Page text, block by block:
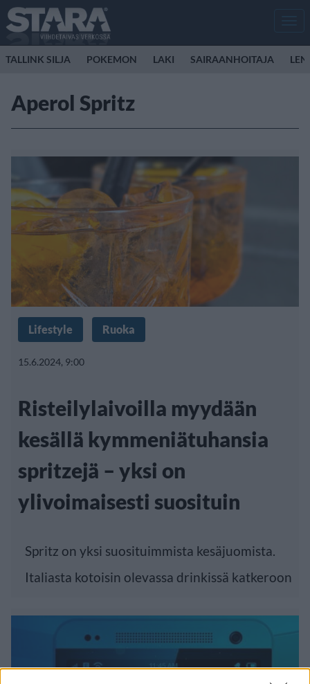
TALLINK SILJA POKEMON LAKI SAIRAANHOITAJA
Aperol Spritz
Lifestyle Ruoka
15.6.2024, 9:00
Risteilylaivoilla myydään
kesällä kymmeniätuhansia
spritzejä – yksi on
ylivoimaisesti suosituin
Spritz on yksi suosituimmista kesäjuomista.
Italiasta kotoisin olevassa drinkissä katkeroon